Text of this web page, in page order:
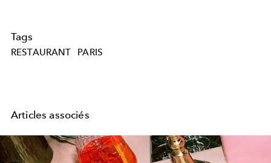
Tags
RESTAURANT PARIS
Articles associés